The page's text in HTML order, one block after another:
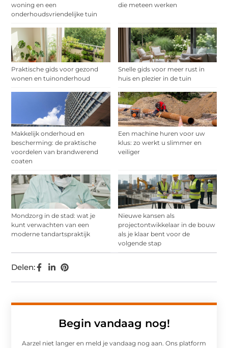
woning en een
onderhoudsvriendelijke tuin
die meteen werken
Praktische gids voor gezond
wonen en tuinonderhoud
Snelle gids voor meer rust in
huis en plezier in de tuin
Makkelijk onderhoud en
bescherming: de praktische
voordelen van brandwerend
coaten
Een machine huren voor uw
klus: zo werkt u slimmer en
veiliger
Mondzorg in de stad: wat je
kunt verwachten van een
moderne tandartspraktijk
Nieuwe kansen als
projectontwikkelaar in de bouw
als je klaar bent voor de
volgende stap
Begin vandaag nog!
Aarzel niet langer en meld je vandaag nog aan. Ons platform
Delen: